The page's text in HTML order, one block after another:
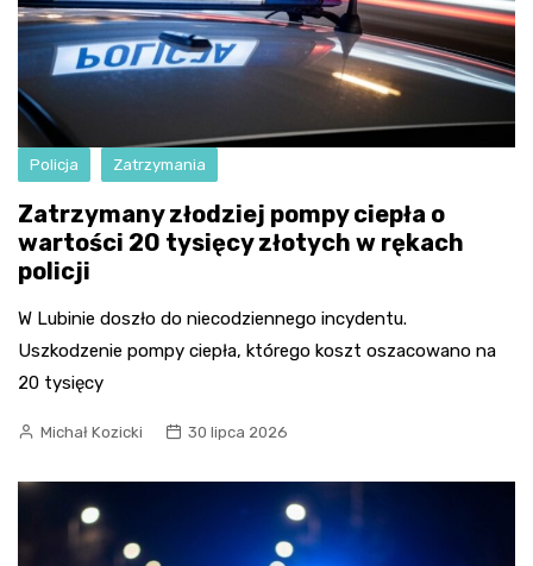
Policja Zatrzymania
Zatrzymany złodziej pompy ciepła o
wartości 20 tysięcy złotych w rękach
policji
W Lubinie doszło do niecodziennego incydentu.
Uszkodzenie pompy ciepła, którego koszt oszacowano na
20 tysięcy
Michał Kozicki 30 lipca 2026